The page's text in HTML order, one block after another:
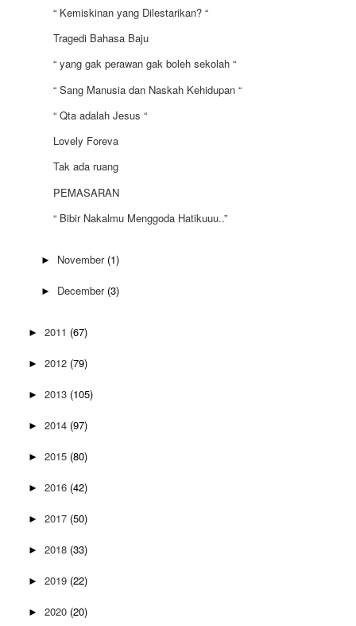
“ Kemiskinan yang Dilestarikan? “
Tragedi Bahasa Baju
“ yang gak perawan gak boleh sekolah “
“ Sang Manusia dan Naskah Kehidupan “
“ Qta adalah Jesus “
Lovely Foreva
Tak ada ruang
PEMASARAN
“ Bibir Nakalmu Menggoda Hatikuuu..”
► November (1)
► December (3)
► 2011 (67)
► 2012 (79)
► 2013 (105)
► 2014 (97)
► 2015 (80)
► 2016 (42)
► 2017 (50)
► 2018 (33)
► 2019 (22)
► 2020 (20)